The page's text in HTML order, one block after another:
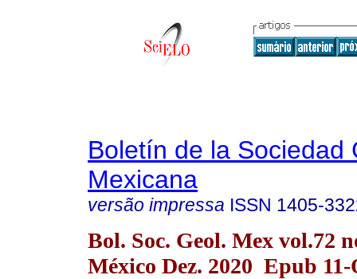
Boletín de la Sociedad
Mexicana
versão impressa ISSN 1405-
Bol. Soc. Geol. Mex vol.72
México Dez. 2020 Epub